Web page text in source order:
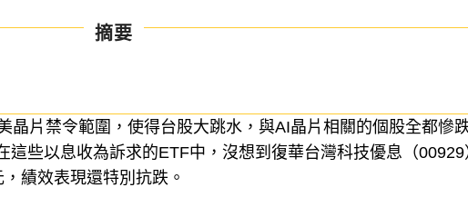
摘要
晶片禁令範圍，使得台股大跳水，與AI晶片相關的個股全都慘
這些以息收為訴求的ETF中，沒想到復華台灣科技優息（00929
績效表現還特別抗跌。